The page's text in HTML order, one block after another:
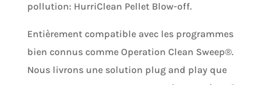
pollution: HurriClean Pellet Blow-off.
Entièrement compatible avec les programmes
bien connus comme Operation Clean Sweep®.
Nous livrons une solution plug and play que